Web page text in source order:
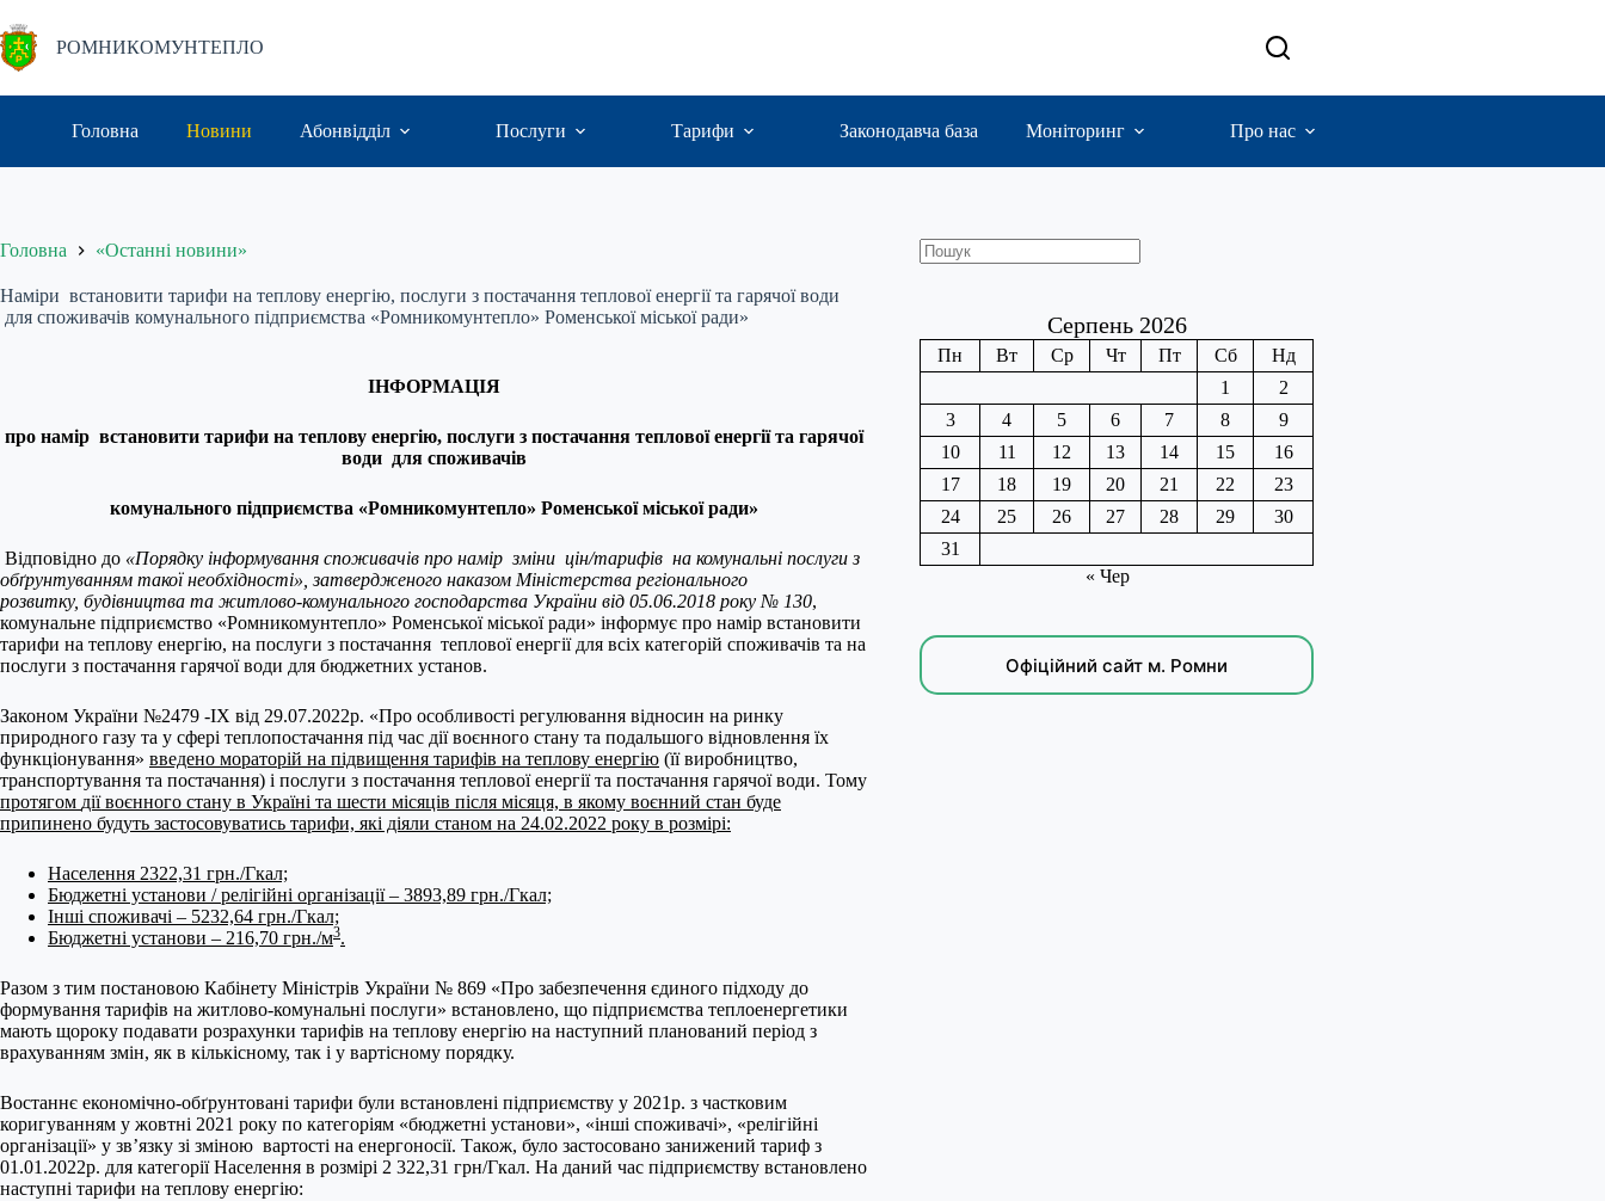
до
вмісту
РОМНИКОМУНТЕПЛО
Головна Новини Абонвідділ Послуги Тарифи Законодавча база Моніторинг Про нас
Головна «Останні новини»
Наміри встановити тарифи на теплову енергію, послуги з постачання теплової енергії та гарячої води
для споживачів комунального підприємства «Ромникомунтепло» Роменської міської ради»
ІНФОРМАЦІЯ
про намір встановити тарифи на теплову енергію, послуги з постачання теплової енергії та гарячої
води для споживачів
комунального підприємства «Ромникомунтепло» Роменської міської ради»
Відповідно до «Порядку інформування споживачів про намір зміни цін/тарифів на комунальні послуги з
обґрунтуванням такої необхідності», затвердженого наказом Міністерства регіонального
розвитку, будівництва та житлово-комунального господарства України від 05.06.2018 року № 130,
комунальне підприємство «Ромникомунтепло» Роменської міської ради» інформує про намір встановити
тарифи на теплову енергію, на послуги з постачання теплової енергії для всіх категорій споживачів та на
послуги з постачання гарячої води для бюджетних установ.
Законом України №2479 -ІХ від 29.07.2022р. «Про особливості регулювання відносин на ринку
природного газу та у сфері теплопостачання під час дії воєнного стану та подальшого відновлення їх
функціонування» введено мораторій на підвищення тарифів на теплову енергію (її виробництво,
транспортування та постачання) і послуги з постачання теплової енергії та постачання гарячої води. Тому
протягом дії воєнного стану в Україні та шести місяців після місяця, в якому воєнний стан буде
припинено будуть застосовуватись тарифи, які діяли станом на 24.02.2022 року в розмірі:
Населення 2322,31 грн./Гкал;
Бюджетні установи / релігійні організації – 3893,89 грн./Гкал;
Інші споживачі – 5232,64 грн./Гкал;
Бюджетні установи – 216,70 грн./м3.
Разом з тим постановою Кабінету Міністрів України № 869 «Про забезпечення єдиного підходу до
формування тарифів на житлово-комунальні послуги» встановлено, що підприємства теплоенергетики
мають щороку подавати розрахунки тарифів на теплову енергію на наступний планований період з
врахуванням змін, як в кількісному, так і у вартісному порядку.
Востаннє економічно-обґрунтовані тарифи були встановлені підприємству у 2021р. з частковим
коригуванням у жовтні 2021 року по категоріям «бюджетні установи», «інші споживачі», «релігійні
організації» у зв’язку зі зміною вартості на енергоносії. Також, було застосовано занижений тариф з
01.01.2022р. для категорії Населення в розмірі 2 322,31 грн/Гкал. На даний час підприємству встановлено
наступні тарифи на теплову енергію:
Пошук
Серпень 2026
Пн Вт Ср Чт Пт Сб
Нд
1
2
3
4 5 6 7 8
9
10
11 12 13 14 15
16
17
18 19 20 21 22
23
24
25 26 27 28 29
30
31
« Чер
Офіційний сайт м. Ромни